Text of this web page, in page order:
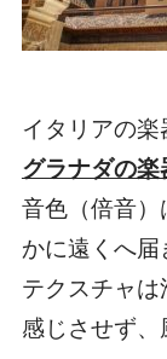
イタリアの楽
グラナダの楽
音色（倍音）
かに遠くへ届
テクスチャ
感じさせず、